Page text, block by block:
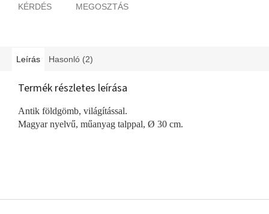
KÉRDÉS MEGOSZTÁS
Leírás Hasonló (2)
Termék részletes leírása
Antik földgömb, világítással.
Magyar nyelvű, műanyag talppal, Ø 30 cm.
L